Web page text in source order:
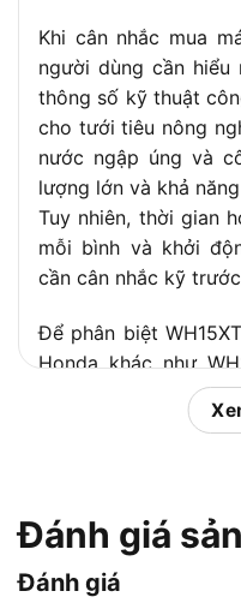
liệu
Kiểu khởi động
Kích thước DxRxC
Thời gian hoạt động
liên tục tại tải liên tục
Trọng lượng khô
Loại nhớt khuyến cáo
xả
Tổng cột áp
Khi cân nhắc mua
người dùng cần
thông số kỹ thuật
cho tưới tiêu nông
nước ngập úng và
lượng lớn và khả
Tuy nhiên, thời gian
mỗi bình và khởi
cần cân nhắc kỹ
Để phân biệt
Honda khác như
cần nắm rõ đường
lượng khô chỉ 22kg,
hướng dẫn lựa chọn
đưa ra quyết định
Đánh giá
Đánh giá